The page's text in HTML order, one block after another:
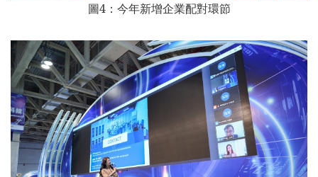
圖4： 今年新增企業配對環節